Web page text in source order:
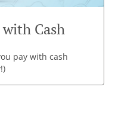
with Cash
pay with cash